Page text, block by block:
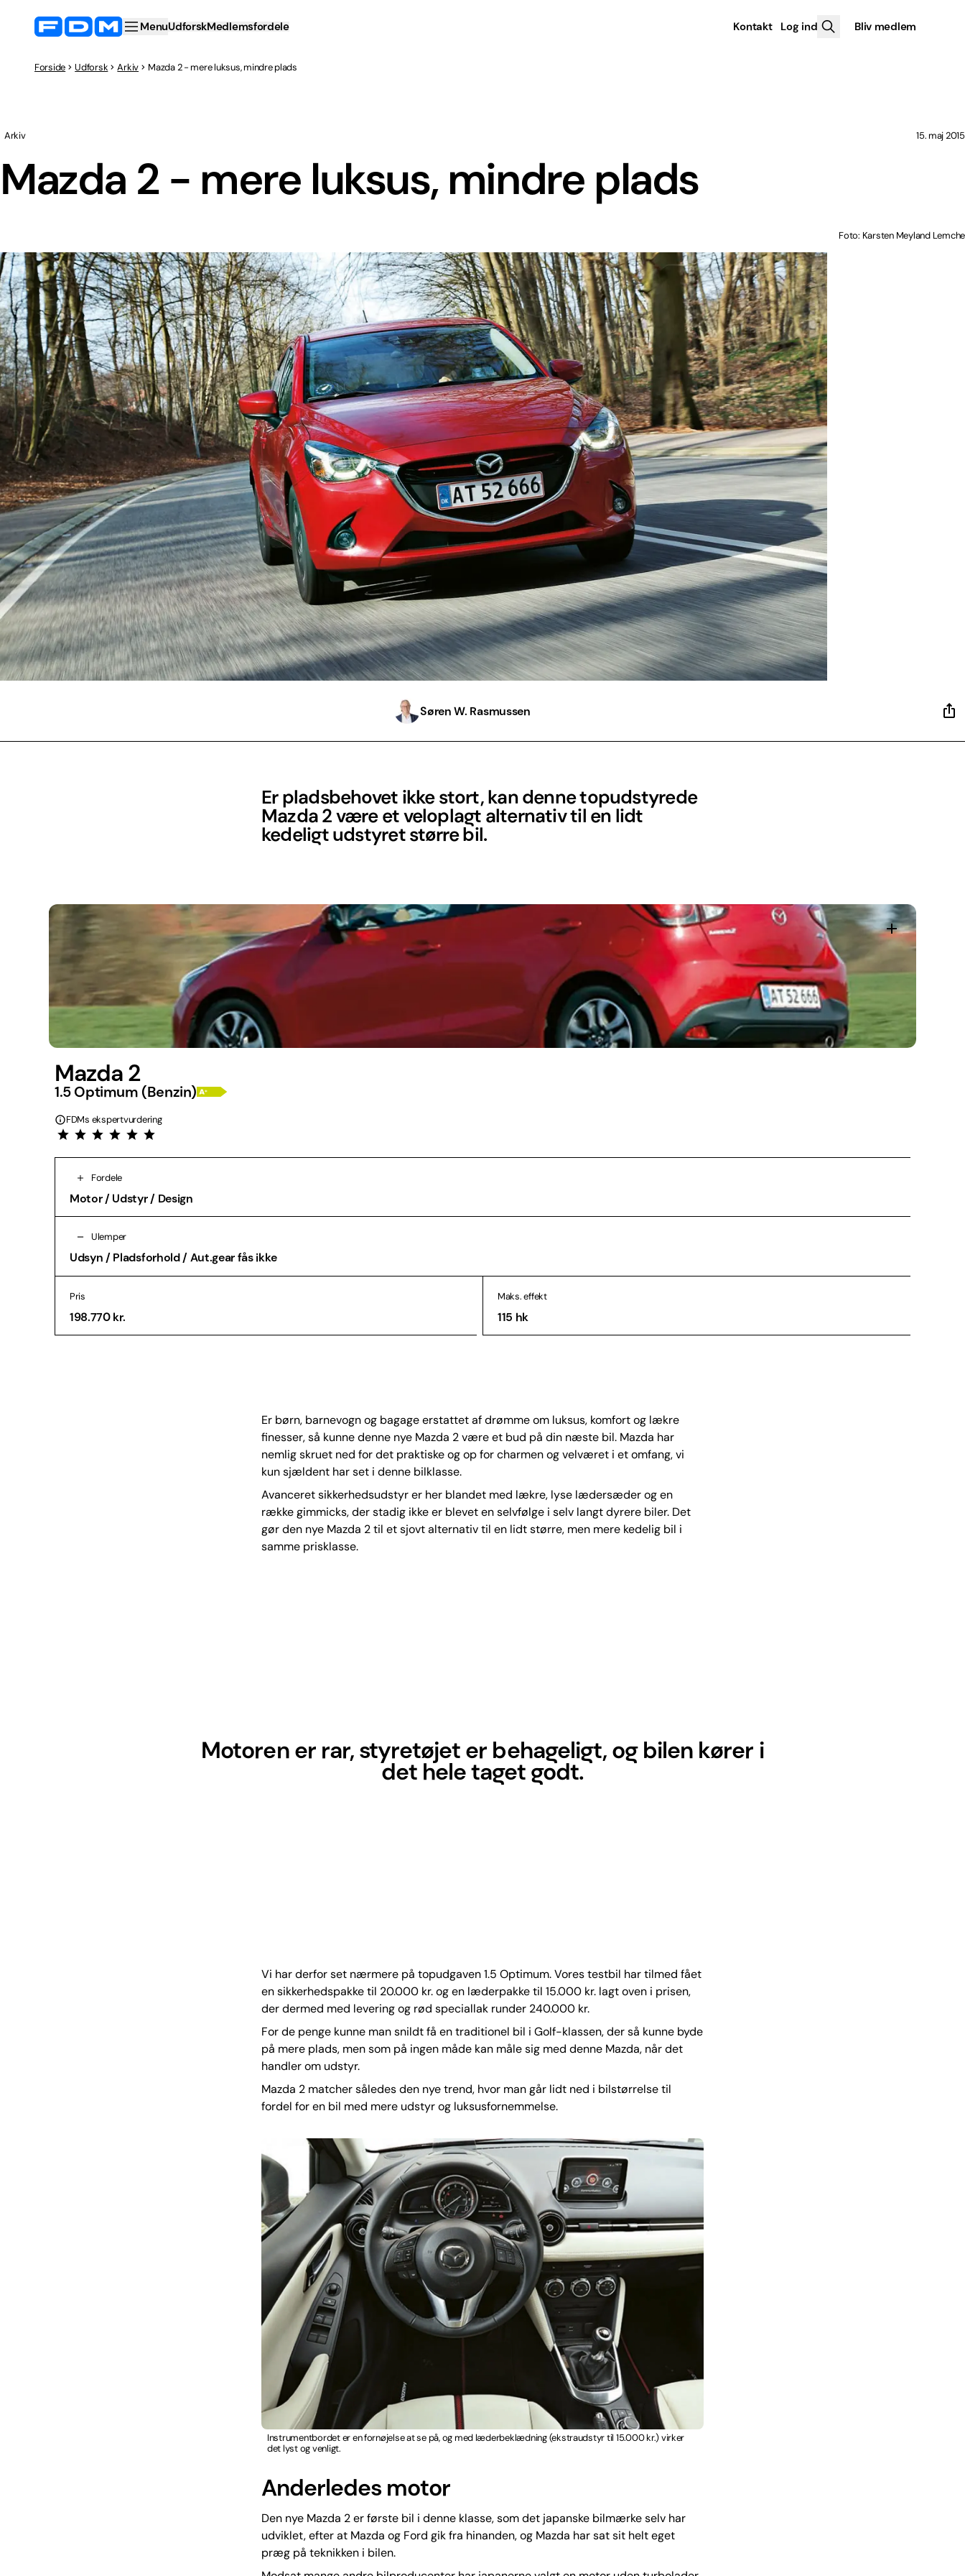
MenuUdforskMedlemsfordele Kontakt Log ind Bliv medlem
Forside Udforsk Arkiv Mazda 2 - mere luksus, mindre plads
Mazda 2 - mere luksus, mindre plads
Arkiv 15. maj 2015
Foto: Karsten Meyland Lemche
Søren W. Rasmussen
Er pladsbehovet ikke stort, kan denne topudstyrede
Mazda 2 være et veloplagt alternativ til en lidt
kedeligt udstyret større bil.
Mazda 2
1.5 Optimum (Benzin)
FDMs ekspertvurdering
Fordele
Motor / Udstyr / Design
Ulemper
Udsyn / Pladsforhold / Aut.gear fås ikke
Pris
198.770 kr.
Maks. effekt
115 hk
Er børn, barnevogn og bagage erstattet af drømme om luksus, komfort og lækre
finesser, så kunne denne nye Mazda 2 være et bud på din næste bil. Mazda har
nemlig skruet ned for det praktiske og op for charmen og velværet i et omfang, vi
kun sjældent har set i denne bilklasse.
Avanceret sikkerhedsudstyr er her blandet med lækre, lyse lædersæder og en
række gimmicks, der stadig ikke er blevet en selvfølge i selv langt dyrere biler. Det
gør den nye Mazda 2 til et sjovt alternativ til en lidt større, men mere kedelig bil i
samme prisklasse.
Motoren er rar, styretøjet er behageligt, og bilen kører i
det hele taget godt.
Vi har derfor set nærmere på topudgaven 1.5 Optimum. Vores testbil har tilmed fået
en sikkerhedspakke til 20.000 kr. og en læderpakke til 15.000 kr. lagt oven i prisen,
der dermed med levering og rød speciallak runder 240.000 kr.
For de penge kunne man snildt få en traditionel bil i Golf-klassen, der så kunne byde
på mere plads, men som på ingen måde kan måle sig med denne Mazda, når det
handler om udstyr.
Mazda 2 matcher således den nye trend, hvor man går lidt ned i bilstørrelse til
fordel for en bil med mere udstyr og luksusfornemmelse.
Instrumentbordet er en fornøjelse at se på, og med læderbeklædning (ekstraudstyr til 15.000 kr.) virker
det lyst og venligt.
Anderledes motor
Den nye Mazda 2 er første bil i denne klasse, som det japanske bilmærke selv har
udviklet, efter at Mazda og Ford gik fra hinanden, og Mazda har sat sit helt eget
præg på teknikken i bilen.